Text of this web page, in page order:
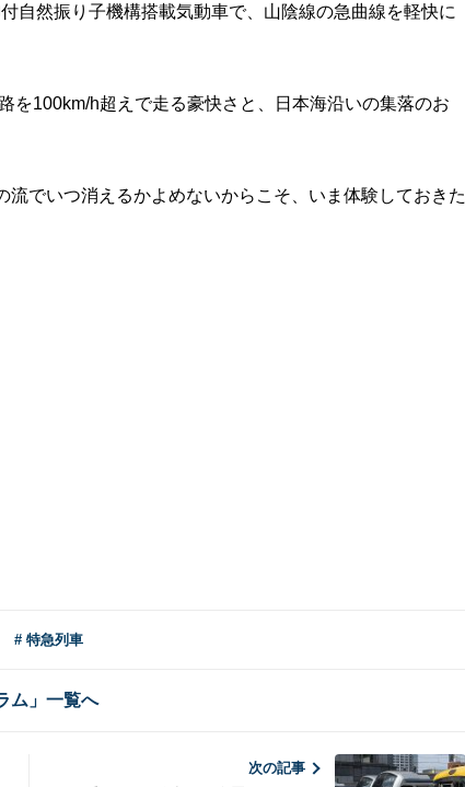
自然振り子機構搭載気動車で、山陰線の急曲線を軽快に
100km/h超えで走る豪快さと、日本海沿いの集落のお
でいつ消えるかよめないからこそ、いま体験しておきた
# 特急列車
ム」一覧へ
次の記事